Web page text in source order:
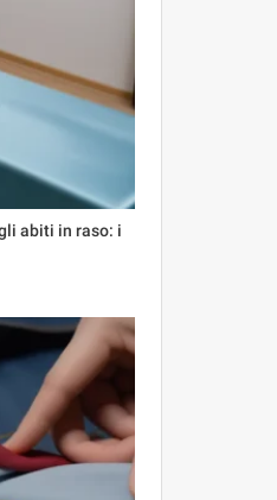
abiti in raso: i